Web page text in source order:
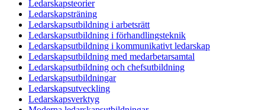
Ledarskapsteorier
Ledarskapsträning
Ledarskapsutbildning i arbetsrätt
Ledarskapsutbildning i förhandlingsteknik
Ledarskapsutbildning i kommunikativt ledarskap
Ledarskapsutbildning med medarbetarsamtal
Ledarskapsutbildning och chefsutbildning
Ledarskapsutbildningar
Ledarskapsutveckling
Ledarskapsverktyg